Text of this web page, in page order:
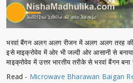
भरवां बैंगन अलग अलग रीजन में अलग अलग तरह की
इसे माइक्रोवेव में ओर भी जल्दी ओर आसानी से
माइक्रोवेव में उत्तर भारतीय तरीके से भरवां बैंगन बना
Read - Microwave Bharawan Baigan